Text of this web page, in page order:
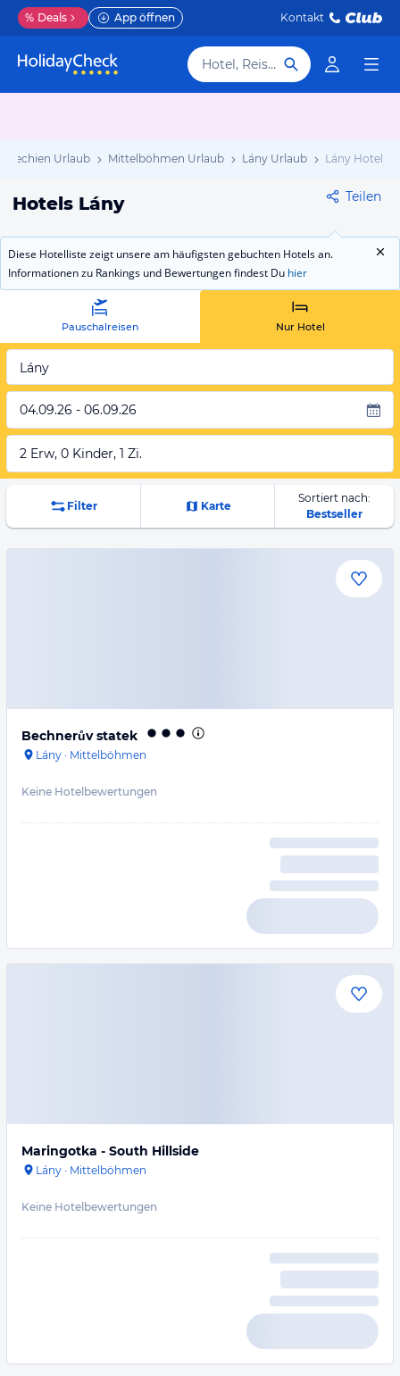
% Deals App öffnen Kontakt
Hotel, Reiseziel
Urlaub Mittelböhmen Urlaub Lány Urlaub Lány Hotels
Hotels Lány Teilen
Diese Hotelliste zeigt unsere am häufigsten gebuchten Hotels an.
Informationen zu Rankings und Bewertungen findest Du hier
Pauschalreisen Nur Hotel
Lány
04.09.26 - 06.09.26
2 Erw, 0 Kinder, 1 Zi.
Filter Karte
Sortiert nach:
Bestseller
Bechnerův statek
Lány · Mittelböhmen
Keine Hotelbewertungen
Maringotka - South Hillside
Lány · Mittelböhmen
Keine Hotelbewertungen